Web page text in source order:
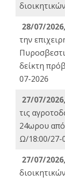
28/07/
την
δείκτη
07-2026
27/07/
τις
24ωρου
Ω/18:00/27-
27/07/